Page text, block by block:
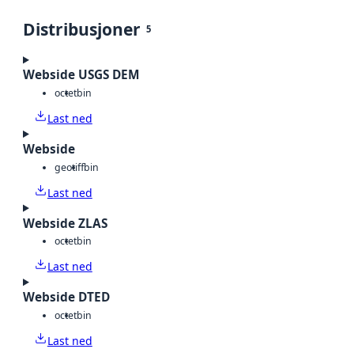
Distribusjoner 5
Webside USGS DEM
octetbin
Last ned
Webside
geotiffbin
Last ned
Webside ZLAS
octetbin
Last ned
Webside DTED
octetbin
Last ned